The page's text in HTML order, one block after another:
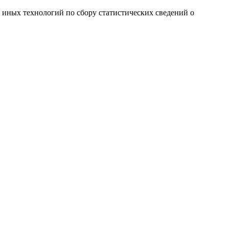
технологий по сбору статистических сведений о